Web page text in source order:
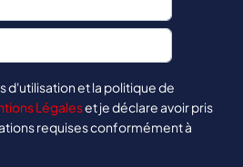
d'utilisation et la politique de
Légaleset je déclare avoir pris
requises conformément à